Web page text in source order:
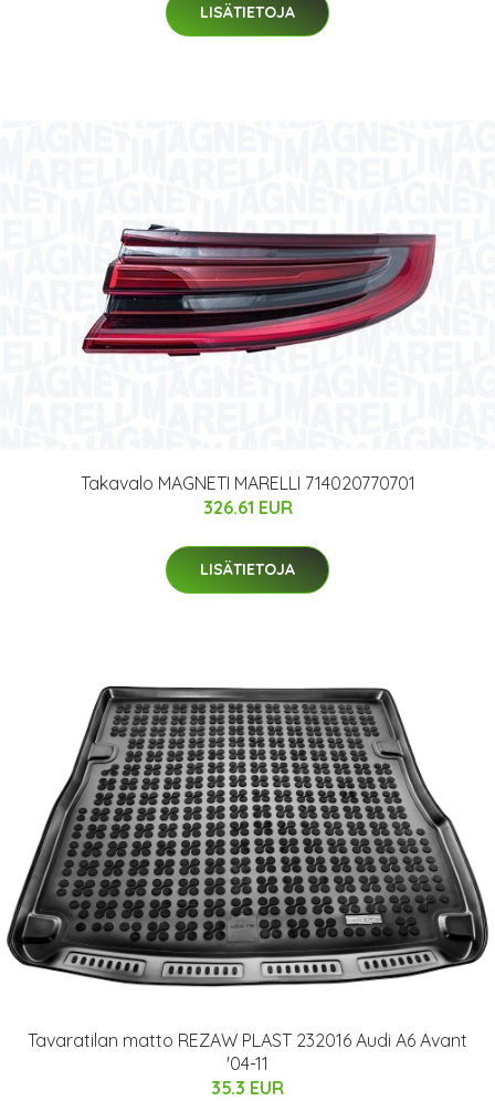
LISÄTIETOJA
Takavalo MAGNETI MARELLI 714020770701
326.61 EUR
LISÄTIETOJA
Tavaratilan matto REZAW PLAST 232016 Audi A6 Avant
'04-11
35.3 EUR